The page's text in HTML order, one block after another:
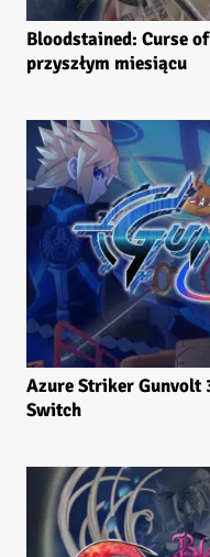
Bloodstained: Curse
przyszłym miesiącu
Azure Striker Gunvolt
Switch